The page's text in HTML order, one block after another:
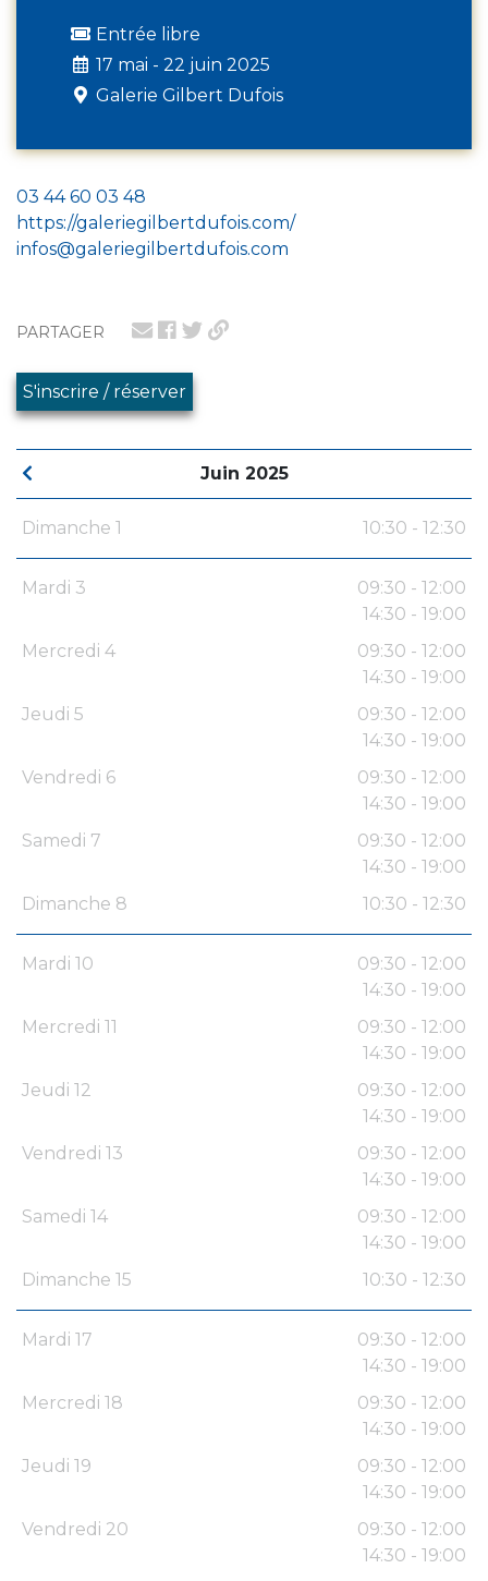
PARTAGER
S'inscrire / réserver
Juin 2025
Dimanche 1 10:30 - 12:30
Mardi 3
09:30 - 12:00
14:30 - 19:00
Mercredi 4
09:30 - 12:00
14:30 - 19:00
Jeudi 5
09:30 - 12:00
14:30 - 19:00
Vendredi 6
09:30 - 12:00
14:30 - 19:00
Samedi 7
09:30 - 12:00
14:30 - 19:00
Dimanche 8
10:30 - 12:30
Mardi 10
09:30 - 12:00
14:30 - 19:00
Mercredi 11
09:30 - 12:00
14:30 - 19:00
Jeudi 12
09:30 - 12:00
14:30 - 19:00
Vendredi 13
09:30 - 12:00
14:30 - 19:00
Samedi 14
09:30 - 12:00
14:30 - 19:00
Dimanche 15
10:30 - 12:30
Mardi 17
09:30 - 12:00
14:30 - 19:00
Mercredi 18
09:30 - 12:00
14:30 - 19:00
Jeudi 19
09:30 - 12:00
14:30 - 19:00
Vendredi 20
09:30 - 12:00
14:30 - 19:00
Entrée libre
17 mai - 22 juin 2025
Galerie Gilbert Dufois
03 44 60 03 48
https://galeriegilbertdufois.com/
infos@galeriegilbertdufois.com